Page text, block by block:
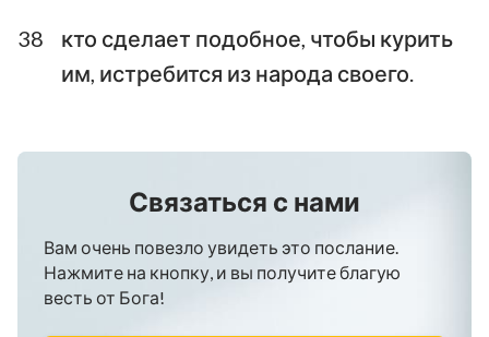
38
кто сделает подобное, чтобы курить
им, истребится из народа своего.
Связаться с нами
Вам очень повезло увидеть это послание.
Нажмите на кнопку, и вы получите благую
весть от Бога!